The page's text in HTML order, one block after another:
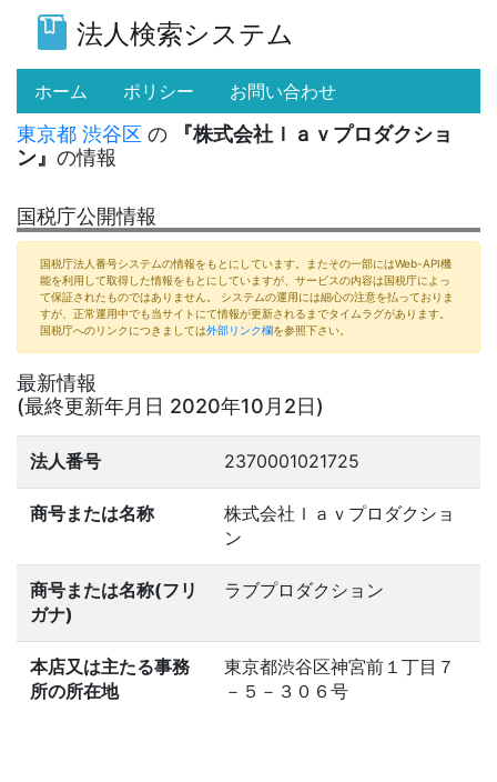
法人検索システム
ホーム (current)
ポリシー お問い合わせ
東京都 渋谷区 の
『株式会社ｌａｖプロダクショ
ン』 の情報
国税庁公開情報
国税庁法人番号システムの情報をもとにしています。またその一部にはWeb-API機
能を利用して取得した情報をもとにしていますが、サービスの内容は国税庁によっ
て保証されたものではありません。 システムの運用には細心の注意を払っておりま
すが、正常運用中でも当サイトにて情報が更新されるまでタイムラグがあります。
国税庁へのリンクにつきましては外部リンク欄を参照下さい。
最新情報
(最終更新年月日 2020年10月2日)
法人番号 2370001021725
商号または名称
株式会社ｌａｖプロダクショ
ン
商号または名称(フリ
ガナ)
ラブプロダクション
本店又は主たる事務
所の所在地
東京都渋谷区神宮前１丁目７
－５－３０６号